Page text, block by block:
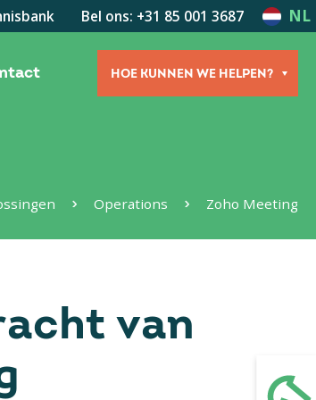
Bel ons: +31 85 001 3687 NL
HOE KUNNEN WE HELPEN?
Operations Zoho Meeting
van